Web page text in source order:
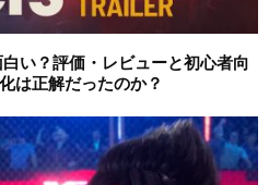
白い？評価・レビューと初心者向
は正解だったのか？